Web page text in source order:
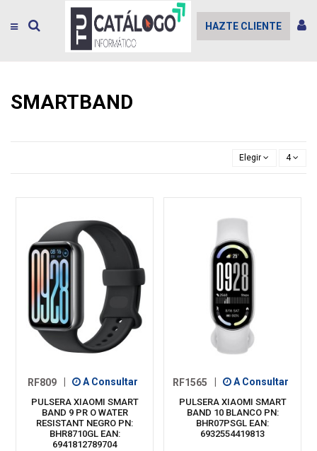
HAZTE CLIENTE
SMARTBAND
Elegir 4
RF809 A Consultar
PULSERA XIAOMI SMART
BAND 9 PR O WATER
RESISTANT NEGRO PN:
BHR8710GL EAN:
6941812789704
RF1565 A Consultar
PULSERA XIAOMI SMART
BAND 10 BLANCO PN:
BHR07PSGL EAN:
6932554419813